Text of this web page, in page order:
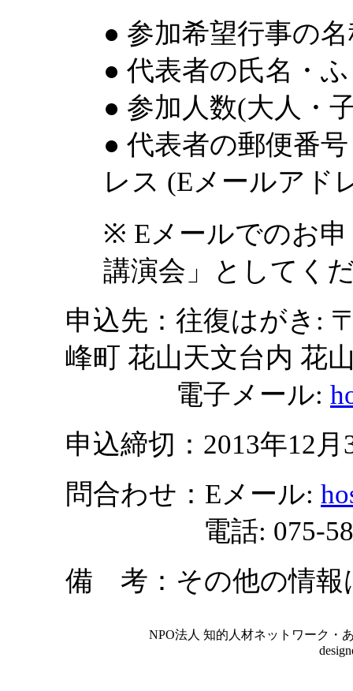
● 参加希望行事の
● 代表者の氏名・
● 参加人数(大人・
● 代表者の郵便番
レス (Eメールアド
※ Eメールでのお
講演会」としてく
申込先：往復はがき:
峰町 花山天文台内 花
電子メール:
申込締切：2013年12
問合わせ：Eメール:
電話: 075-581-
備 考：その他の情報
NPO法人 知的人材ネットワーク・